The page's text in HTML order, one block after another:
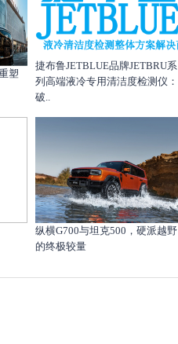
塑
捷布鲁JETBLUE品牌JETBRU系
列高端液冷专用清洁度检测仪：
破..
纵横G700与坦克500，硬派越野
的终极较量